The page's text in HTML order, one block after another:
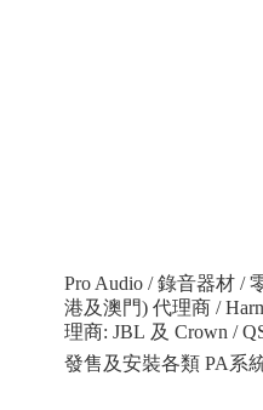
Pro Audio / 錄音器材 /
港及澳門) 代理商 /
理商: JBL 及 Crown /
發售及安裝各類 PA系